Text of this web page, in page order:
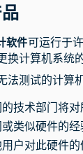
软件可运行于
换计算机系统
法测试的计算
技术部门将
类似硬件的经
户对此硬件